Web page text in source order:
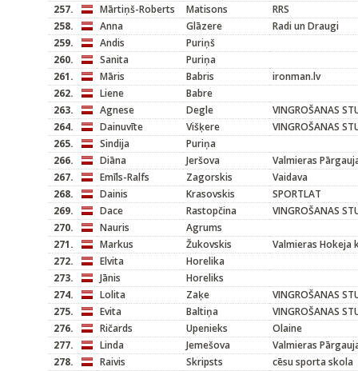
257.
Mārtiņš-Roberts Matisons
RRS
258.
Anna Glāzere
Radi un Draugi
259.
Andis
Puriņš
260.
Sanita
Puriņa
261.
Māris Babris
ironman.lv
262.
Liene
Babre
263.
Agnese Degle
VINGROŠANAS
264.
Dainuvīte Višķere
VINGROŠANAS
265.
Sindija
Puriņa
266.
Diāna Jeršova
Valmieras
267.
Emīls-Ralfs Zagorskis
Vaidava
268.
Dainis Krasovskis
SPORTLAT
269.
Dace Rastopčina
VINGROŠANAS
270.
Nauris
Agrums
271.
Markus Žukovskis
Valmieras Hokeja
272.
Elvita
Horelika
273.
Jānis
Horeliks
274.
Lolita Zaķe
VINGROŠANAS
275.
Evita Baltiņa
VINGROŠANAS
276.
Ričards Upenieks
Olaine
277.
Linda Jemešova
Valmieras
278.
Raivis Skripsts
cēsu sporta skola